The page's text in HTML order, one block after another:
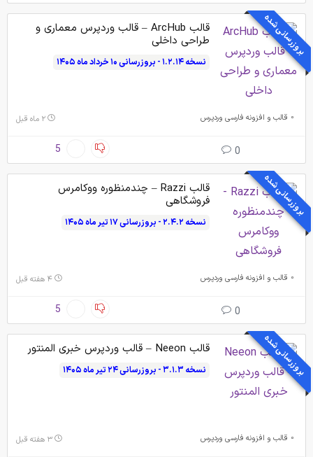
بروزرسانی شده قالب ArcHub – قالب وردپرس معماری و
طراحی داخلی
نسخه ۱.۲.۱۴ - بروزرسانی ۱۰ خرداد ماه ۱۴۰۵
قالب و افزونه فارسی وردپرس ۲ ماه قبل
5 0
بروزرسانی شده قالب Razzi – چندمنظوره ووکامرس
فروشگاهی
نسخه ۲.۴.۲ - بروزرسانی ۱۷ تیر ماه ۱۴۰۵
قالب و افزونه فارسی وردپرس ۴ هفته قبل
5 0
بروزرسانی شده قالب Neeon – قالب وردپرس خبری المنتور
نسخه ۳.۱.۳ - بروزرسانی ۲۴ تیر ماه ۱۴۰۵
قالب و افزونه فارسی وردپرس ۳ هفته قبل